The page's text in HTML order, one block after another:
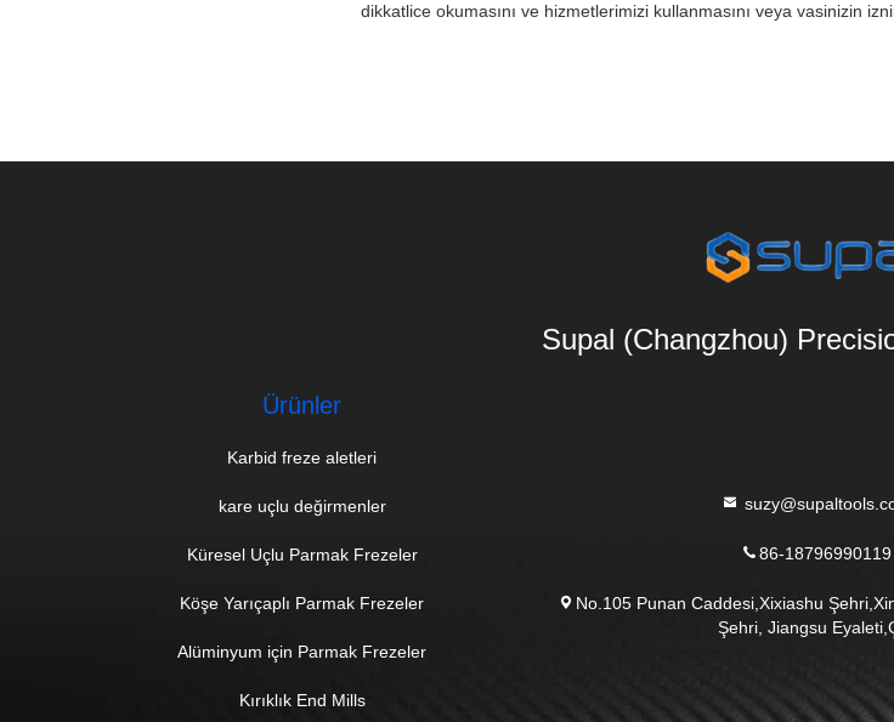
dikkatlice okumasını ve hizmetlerimizi kullanmasını veya vasinizin
Supal (Changzhou)
Ürünler
Karbid freze aletleri
kare uçlu değirmenler
Küresel Uçlu Parmak Frezeler
Köşe Yarıçaplı Parmak Frezeler
Alüminyum için Parmak Frezeler
Kırıklık End Mills
86-18796990119
No.105 Punan Caddesi,Xixiashu
Şehri, Jiangsu